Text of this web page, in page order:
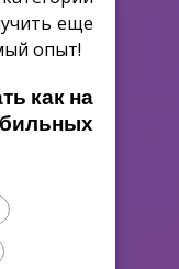
еще
опыт!
как на